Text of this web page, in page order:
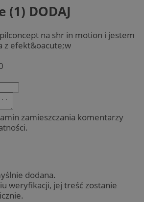
(1) DODAJ
na shr in motion i jestem
z efekt&oacute;w
zamieszczania komentarzy
dodana.
weryfikacji, jej treść zostanie